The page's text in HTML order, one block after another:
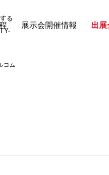
る
展示会開催情報 出展
コム